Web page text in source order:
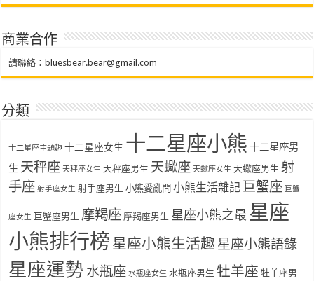
商業合作
請聯絡： bluesbear.bear@gmail.com
分類
十二星座主題趣 十二星座女生 十二星座小熊 十二星座男
生 天秤座 天秤座女生 天秤座男生 天蠍座 天蠍座女生 天蠍座男生 射
手座 射手座女生 射手座男生 小熊愛亂問 小熊生活雜記 巨蟹座 巨蟹
座女生 巨蟹座男生 摩羯座 摩羯座男生 星座小熊之最 星座
小熊排行榜 星座小熊生活趣 星座小熊語錄
星座運勢 水瓶座 水瓶座女生 水瓶座男生 牡羊座 牡羊座男